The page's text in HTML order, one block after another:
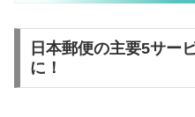
日本郵便の主要5サー
に！